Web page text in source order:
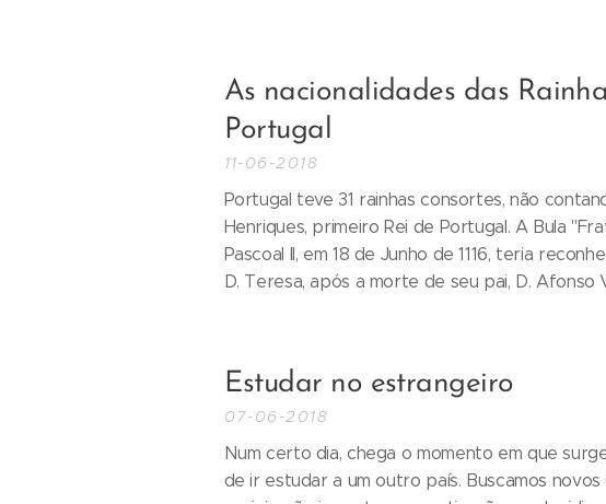
As nacionalidades das
Portugal
11-06-2018
Portugal teve 31 rainhas consortes, não
Henriques, primeiro Rei de Portugal. A Bula
Pascoal II, em 18 de Junho de 1116, teria
D. Teresa, após a morte de seu pai, D. Afonso
Estudar no estrangeiro
07-06-2018
Num certo dia, chega o momento em que
de ir estudar a um outro país. Buscamos